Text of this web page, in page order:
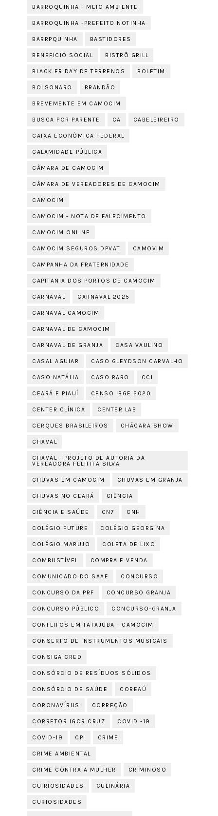
BARROQUINHA - MEIO AMBIENTE
BARROQUINHA -PREFEITO NOTINHA
BARRPQUINHA BASTIDORES
BENEFICIO SOCIAL BISTRÔ GRILL
BLACK FRIDAY DE TERRENOS BOLETIM
BOLSONARO BRANDÃO
BREVEMENTE EM CAMOCIM
BUSCA POR PARENTE CA CABELEIREIRO
CAIXA ECONÔMICA FEDERAL
CALAMIDADE PÚBLICA
CÂMARA DE CAMOCIM
CÂMARA DE VEREADORES DE CAMOCIM
CAMOCIM
CAMOCIM - NOTA DE FALECIMENTO
CAMOCIM ONLINE
CAMOCIM SEGUROS DPVAT CAMOVIM
CAMPANHA DA FRATERNIDADE
CAPITANIA DOS PORTOS DE CAMOCIM
CARNAVAL CARNAVAL 2025
CARNAVAL CAMOCIM
CARNAVAL DE CAMOCIM
CARNAVAL DE GRANJA CASA VAULINO
CASAL AGUIAR CASO GLEYDSON CARVALHO
CASO NATÁLIA CASO RARO CCI
CEARÁ E PIAUÍ CENSO IBGE 2020
CENTER CLÍNICA CENTER LAB
CERQUES BRASILEIROS CHÁCARA SHOW
CHAVAL
CHAVAL - PROJETO DE AUTORIA DA
VEREADORA FELITITA SILVA
CHUVAS EM CAMOCIM CHUVAS EM GRANJA
CHUVAS NO CEARÁ CIÊNCIA
CIÊNCIA E SAÚDE CN7 CNH
COLÉGIO FUTURE COLÉGIO GEORGINA
COLÉGIO MARUJO COLETA DE LIXO
COMBUSTÍVEL COMPRA E VENDA
COMUNICADO DO SAAE CONCURSO
CONCURSO DA PRF CONCURSO GRANJA
CONCURSO PÚBLICO CONCURSO-GRANJA
CONFLITOS EM TATAJUBA - CAMOCIM
CONSERTO DE INSTRUMENTOS MUSICAIS
CONSIGA CRED
CONSÓRCIO DE RESÍDUOS SÓLIDOS
CONSÓRCIO DE SAÚDE COREAÚ
CORONAVÍRUS CORREÇÃO
CORRETOR IGOR CRUZ COVID -19
COVID-19 CPI CRIME
CRIME AMBIENTAL
CRIME CONTRA A MULHER CRIMINOSO
CUIRIOSIDADES CULINÁRIA
CURIOSIDADES